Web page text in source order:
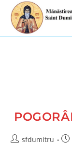
content
Postsfdumitru